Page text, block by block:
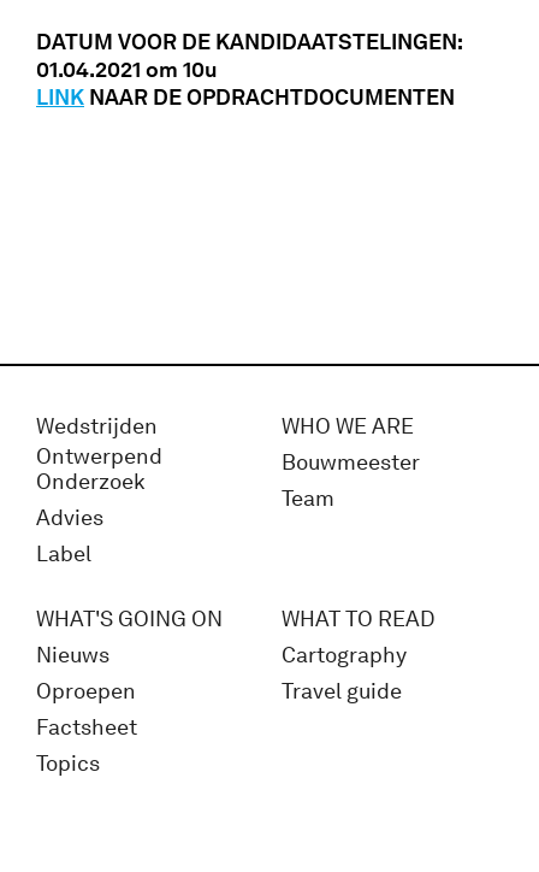
DATUM VOOR DE KANDIDAATSTELINGEN:
01.04.2021 om 10u
LINK NAAR DE OPDRACHTDOCUMENTEN
Wedstrijden
Ontwerpend
Onderzoek
Advies
Label
WHO WE ARE
Bouwmeester
Team
WHAT'S GOING ON
Nieuws
Oproepen
Factsheet
Topics
WHAT TO READ
Cartography
Travel guide